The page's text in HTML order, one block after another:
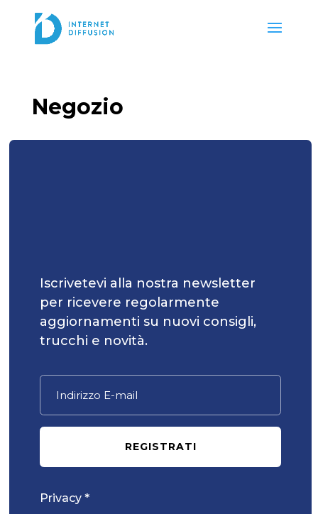
Negozio
Iscrivetevi alla nostra newsletter
per ricevere regolarmente
aggiornamenti su nuovi consigli,
trucchi e novità.
REGISTRATI
Privacy *